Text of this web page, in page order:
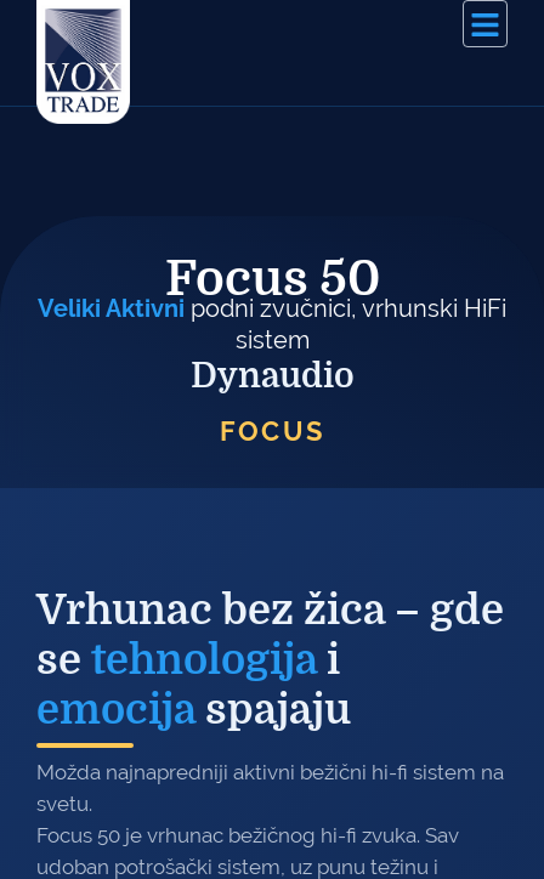
Focus 50
Veliki Aktivni podni zvučnici, vrhunski HiFi
sistem
Dynaudio
FOCUS
Vrhunac bez žica – gde
se tehnologijai
emocijaspajaju
Možda najnapredniji aktivni bežični hi-fi sistem na
svetu.
Focus 50 je vrhunac bežičnog hi-fi zvuka. Sav
udoban potrošački sistem, uz punu težinu i